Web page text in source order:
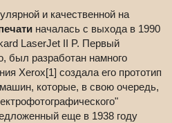
и качественной на
началась с выхода в 1990
LaserJet II P. Первый
был разработан намного
Xerox[1] создала его прототип
которые, в свою очередь,
еще в 1938 году